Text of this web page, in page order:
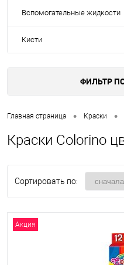
Вспомогательные жидкости
Кисти
ФИЛЬТР
Главная страница • Краски •
Краски Colorino
Сортировать по:
Акция